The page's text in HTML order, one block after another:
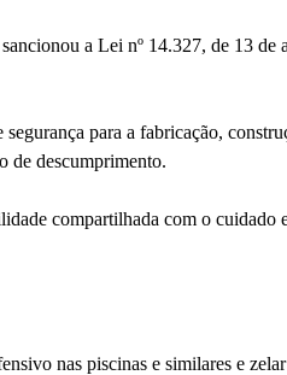
a Lei nº 14.327, de 13
para a fabricação,
de descumprimento.
compartilhada com o cuidado
nas piscinas e similares e